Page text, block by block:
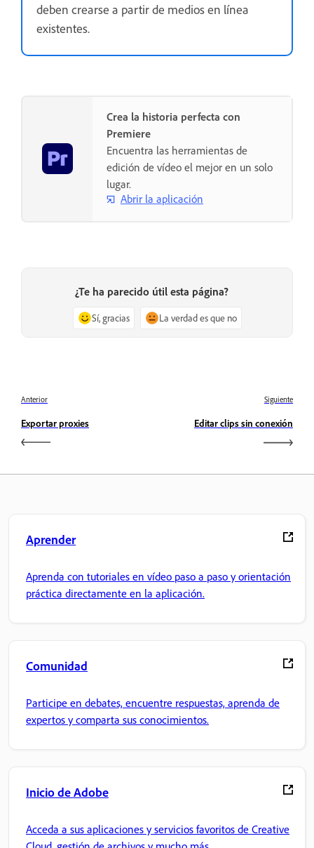
deben crearse a partir de medios en línea
existentes.
Crea la historia perfecta con
Premiere
Encuentra las herramientas de
edición de vídeo el mejor en un solo
lugar.
Abrir la aplicación
¿Te ha parecido útil esta página?
Sí, gracias La verdad es que no
Anterior
Exportar proxies
Siguiente
Editar clips sin conexión
Aprender
Aprenda con tutoriales en vídeo paso a paso y orientación
práctica directamente en la aplicación.
Comunidad
Participe en debates, encuentre respuestas, aprenda de
expertos y comparta sus conocimientos.
Inicio de Adobe
Acceda a sus aplicaciones y servicios favoritos de Creative